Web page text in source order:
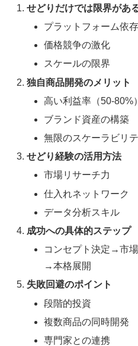
せどりだけでは限界があ
プラットフォーム依
価格競争の激化
スケールの限界
独自商品開発のメリット
高い利益率（50-80%）
ブランド資産の構築
無限のスケーラビリ
せどり経験の活用方法
市場リサーチ力
仕入れネットワーク
データ分析スキル
成功への具体的ステップ
コンセプト決定→市
→本格展開
失敗回避のポイント
段階的投資
複数商品の同時開発
専門家との連携